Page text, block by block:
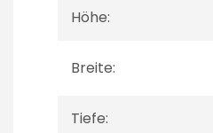
Höhe:
Breite:
Tiefe: